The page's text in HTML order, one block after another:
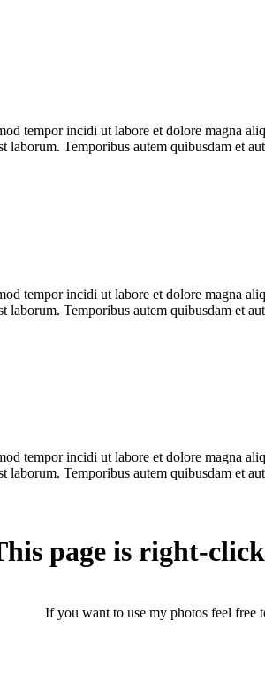
tempor incidi ut labore et dolore magna
laborum. Temporibus autem quibusdam et
tempor incidi ut labore et dolore magna
laborum. Temporibus autem quibusdam et
tempor incidi ut labore et dolore magna
laborum. Temporibus autem quibusdam et
page is right-
If you want to use my photos feel free